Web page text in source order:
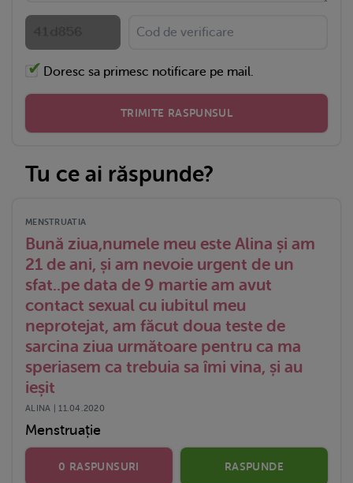
Doresc sa primesc notificare pe mail.
TRIMITE RASPUNSUL
Tu ce ai răspunde?
MENSTRUATIA
Bună ziua,numele meu este Alina și am
21 de ani, și am nevoie urgent de un
sfat..pe data de 9 martie am avut
contact sexual cu iubitul meu
neprotejat, am făcut doua teste de
sarcina ziua următoare pentru ca ma
speriasem ca trebuia sa îmi vina, și au
ieșit
ALINA | 11.04.2020
Menstruație
0 RASPUNSURI RASPUNDE